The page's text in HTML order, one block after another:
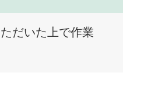
だいた上で作業